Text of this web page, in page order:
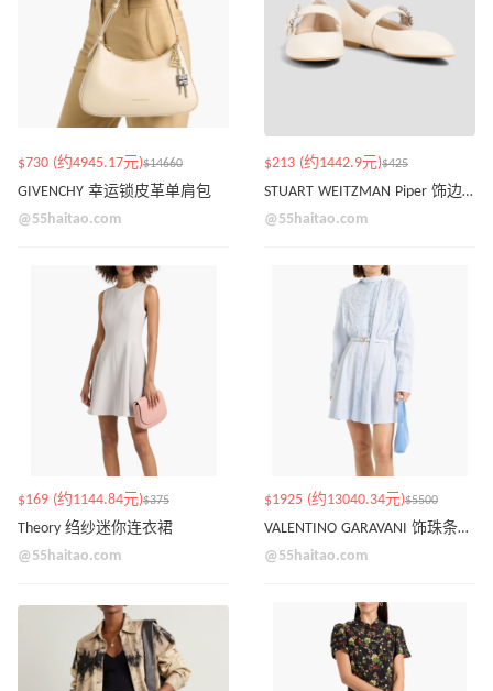
$730 (约4945.17元)$14660
GIVENCHY 幸运锁皮革单肩包
@55haitao.com
$213 (约1442.9元)$425
STUART WEITZMAN Piper 饰边皮革玛丽珍平底鞋
@55haitao.com
$169 (约1144.84元)$375
Theory 绉纱迷你连衣裙
@55haitao.com
$1925 (约13040.34元)$5500
VALENTINO GARAVANI 饰珠条纹棉府绸迷你衬衫裙
@55haitao.com